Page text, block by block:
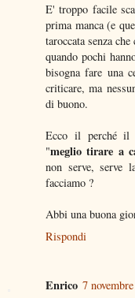
E' troppo facile
prima manca (e
taroccata senza
quando pochi
bisogna fare una
criticare, ma
di buono.
Ecco il perché il
"meglio tirare a
non serve, serve
facciamo ?
Abbi una buona
Rispondi
Enrico 7